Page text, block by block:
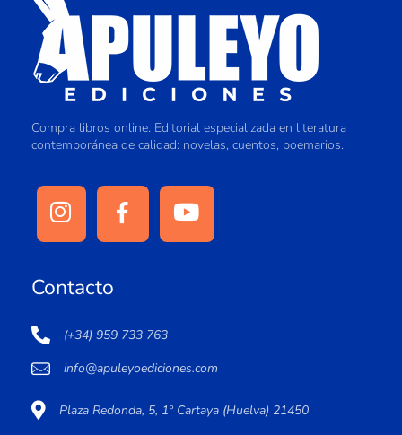
Compra libros online. Editorial especializada en literatura
contemporánea de calidad: novelas, cuentos, poemarios.
Contacto
(+34) 959 733 763
info@apuleyoediciones.com
Plaza Redonda, 5, 1º Cartaya (Huelva) 21450